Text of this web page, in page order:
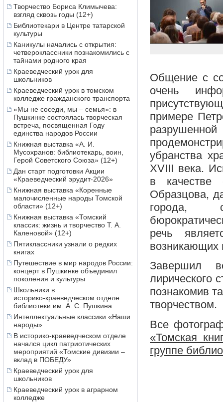
Творчество Бориса Климычева:
взгляд сквозь годы (12+)
Библиотекари в Центре татарской
культуры
Каникулы начались с открытия:
четвероклассники познакомились с
тайнами родного края
Краеведческий урок для
школьников
Краеведческий урок в томском
колледже гражданского транспорта
«Мы не соседи, мы – семья»: в
Пушкинке состоялась творческая
встреча, посвященная Году
единства народов России
Книжная выставка «А. И.
Мусохранов: библиотекарь, воин,
Герой Советского Союза» (12+)
Дан старт подготовки Акции
«Краеведческий эрудит-2026»
Книжная выставка «Коренные
малочисленные народы Томской
области» (12+)
Книжная выставка «Томский
классик: жизнь и творчество Т. А.
Каленовой» (12+)
Пятиклассники узнали о редких
книгах
Путешествие в мир народов России:
концерт в Пушкинке объединил
поколения и культуры
Школьники в
историко‑краеведческом отделе
библиотеки им. А. С. Пушкина
Интеллектуальные классики «Наши
народы»
В историко-краеведческом отделе
начался цикл патриотических
мероприятий «Томские дивизии –
вклад в ПОБЕДУ»
Краеведческий урок для
школьников
Краеведческий урок в аграрном
колледже
Общение с
очень
примере
убранства
XVIII века.
в
Образцова,
города,
речь
возникающих
Завершил
лирического
познакомив
творчеством.
Все
«Томская
группе